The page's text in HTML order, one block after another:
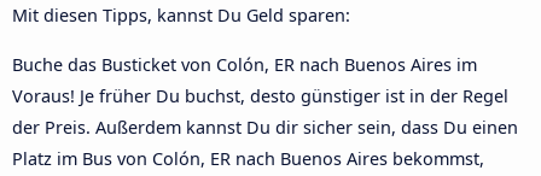
Mit diesen Tipps, kannst Du Geld sparen:
Buche das Busticket von Colón, ER nach Buenos Aires im
Voraus! Je früher Du buchst, desto günstiger ist in der Regel
der Preis. Außerdem kannst Du dir sicher sein, dass Du einen
Platz im Bus von Colón, ER nach Buenos Aires bekommst,